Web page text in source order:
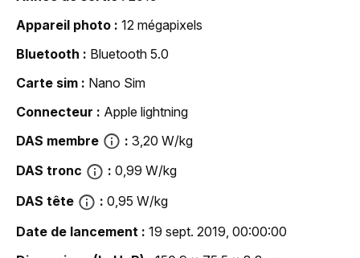
Appareil photo
12 mégapixels
Bluetooth
Bluetooth 5.0
Carte sim
Nano Sim
Connecteur
Apple lightning
DAS membre
3,20 W/kg
DAS tronc
0,99 W/kg
DAS tête
0,95 W/kg
Date de lancement
19 sept. 2019, 00:00:00